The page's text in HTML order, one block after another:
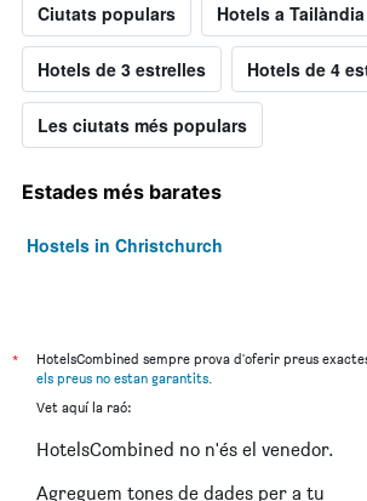
Ciutats populars Hotels a Tailàndia
Hotels de 3 estrelles Hotels de 4
Les ciutats més populars
Estades més barates
Hostels in Christchurch
*
HotelsCombined sempre prova d'oferir preus
els preus no estan garantits.
Vet aquí la raó:
HotelsCombined no n'és el venedor.
Agreguem tones de dades per a tu